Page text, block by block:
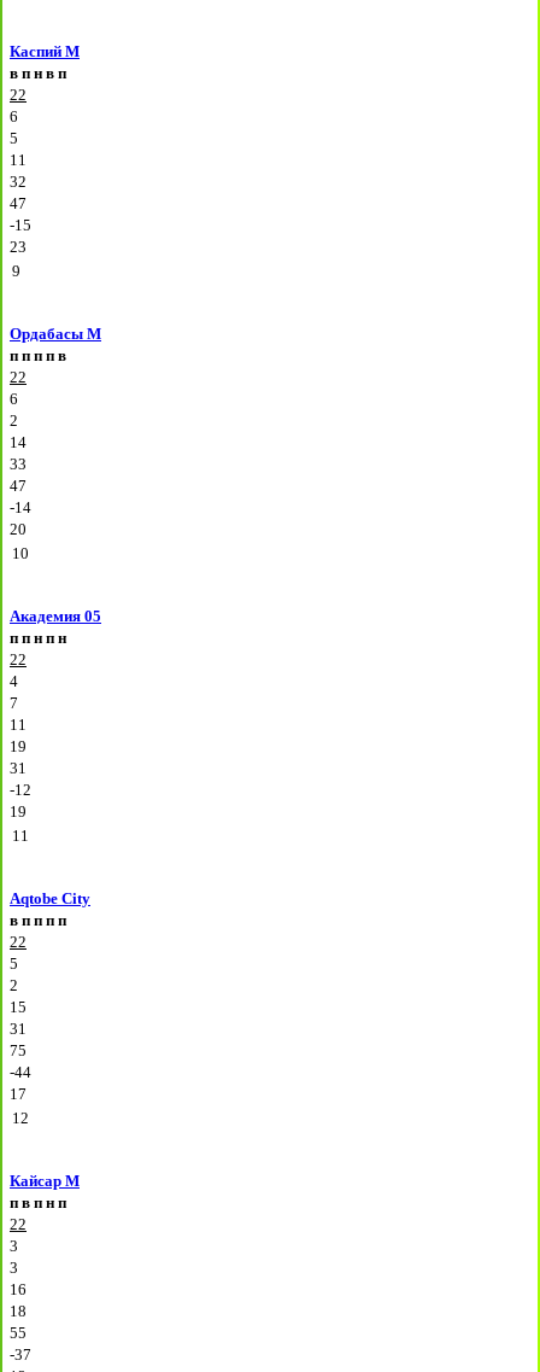
Каспий М
в п н в п
22
6
5
11
32
47
-15
23
9
Ордабасы М
п п п п в
22
6
2
14
33
47
-14
20
10
Академия 05
п п н п н
22
4
7
11
19
31
-12
19
11
Aqtobe City
в п п п п
22
5
2
15
31
75
-44
17
12
Кайсар М
п в п н п
22
3
3
16
18
55
-37